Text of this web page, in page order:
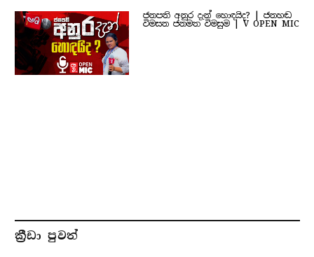
ජනපති අනුර දැන් හොඳයිද? | ජනහඬ
විමසන ජනමත විමසුම | V OPEN MIC
ක්‍රීඩා පුවත්